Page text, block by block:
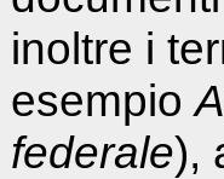
inoltre i
esempio
federale),